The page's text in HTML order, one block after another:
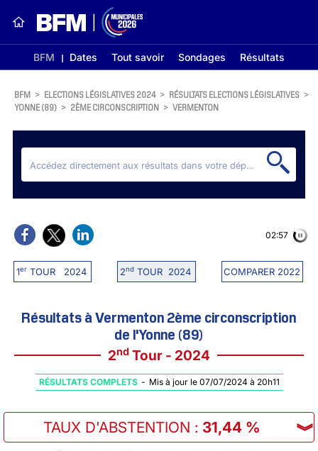
BFM Dates Tout savoir Sondages Résultats
BFM > ELECTIONS LÉGISLATIVES 2024 > RÉSULTATS ELECTIONS LÉGISLATIVES >
YONNE (89) > 2ÈME CIRCONSCRIPTION > VERMENTON
1erTOUR 2024 2ndTOUR 2024 COMPARER 2022
02:56
Résultats à Vermenton 2ème circonscription
de l'Yonne (89)
2nd Tour - 2024
RÉSULTATS COMPLETS - Mis à jour le 07/07/2024 à 20h11
TAUX D'ABSTENTION : 31,44 % ︾